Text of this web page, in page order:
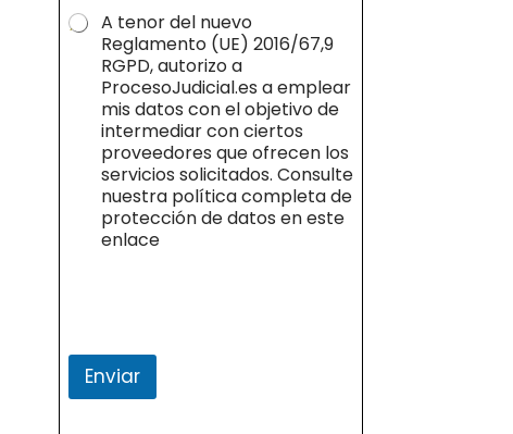
A tenor del nuevo
Reglamento (UE) 2016/67,9
RGPD, autorizo a
ProcesoJudicial.es a emplear
mis datos con el objetivo de
intermediar con ciertos
proveedores que ofrecen los
servicios solicitados. Consulte
nuestra política completa de
protección de datos en este
enlace
Enviar